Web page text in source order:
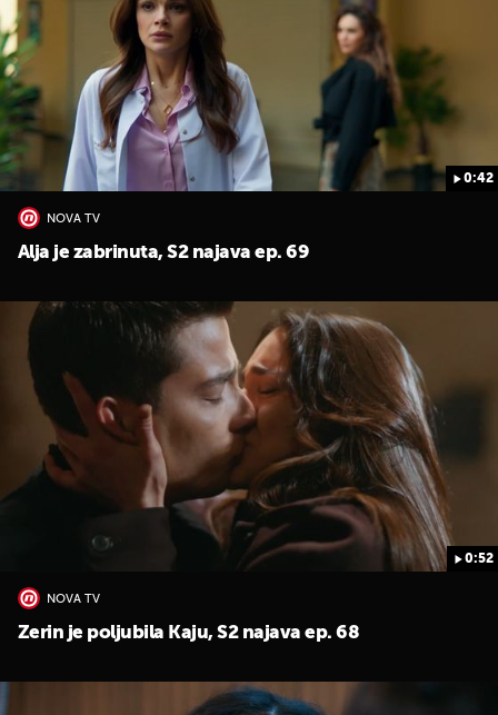
0:42
NOVA TV
Alja je zabrinuta, S2 najava ep. 69
0:52
NOVA TV
Zerin je poljubila Kaju, S2 najava ep. 68